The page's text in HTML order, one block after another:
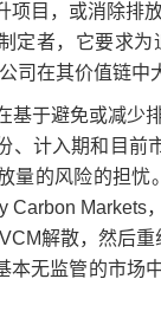
项目，或消除排
定者，它要求
司在其价值链中
基于避免或减少
、计入期和目前
量的风险的担忧
Carbon Markets
解散，然后
本无监管的市场